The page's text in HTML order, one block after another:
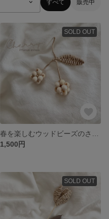
すべて 販売中
SOLD OUT
1,500円
SOLD OUT